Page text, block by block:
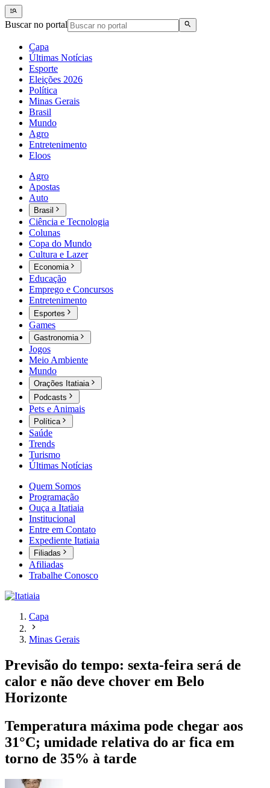
Buscar no portal
Capa
Últimas Notícias
Esporte
Eleições 2026
Política
Minas Gerais
Brasil
Mundo
Agro
Entretenimento
Eloos
Agro
Apostas
Auto
Brasil
Ciência e Tecnologia
Colunas
Copa do Mundo
Cultura e Lazer
Economia
Educação
Emprego e Concursos
Entretenimento
Esportes
Games
Gastronomia
Jogos
Meio Ambiente
Mundo
Orações Itatiaia
Podcasts
Pets e Animais
Política
Saúde
Trends
Turismo
Últimas Notícias
Quem Somos
Programação
Ouça a Itatiaia
Institucional
Entre em Contato
Expediente Itatiaia
Filiadas
Afiliadas
Trabalhe Conosco
Capa
Minas Gerais
Previsão do tempo: sexta-feira será de
calor e não deve chover em Belo
Horizonte
Temperatura máxima pode chegar aos
31°C; umidade relativa do ar fica em
torno de 35% à tarde